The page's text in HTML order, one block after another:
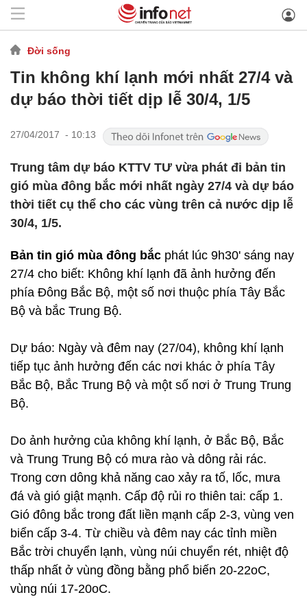
Đời sống
Tin không khí lạnh mới nhất 27/4 và
dự báo thời tiết dịp lễ 30/4, 1/5
27/04/2017 - 10:13
Trung tâm dự báo KTTV TƯ vừa phát đi bản tin
gió mùa đông bắc mới nhất ngày 27/4 và dự báo
thời tiết cụ thể cho các vùng trên cả nước dịp lễ
30/4, 1/5.
Bản tin gió mùa đông bắc phát lúc 9h30' sáng nay
27/4 cho biết: Không khí lạnh đã ảnh hưởng đến
phía Đông Bắc Bộ, một số nơi thuộc phía Tây Bắc
Bộ và bắc Trung Bộ.
Dự báo: Ngày và đêm nay (27/04), không khí lạnh
tiếp tục ảnh hưởng đến các nơi khác ở phía Tây
Bắc Bộ, Bắc Trung Bộ và một số nơi ở Trung Trung
Bộ.
Do ảnh hưởng của không khí lạnh, ở Bắc Bộ, Bắc
và Trung Trung Bộ có mưa rào và dông rải rác.
Trong cơn dông khả năng cao xảy ra tố, lốc, mưa
đá và gió giật mạnh. Cấp độ rủi ro thiên tai: cấp 1.
Gió đông bắc trong đất liền mạnh cấp 2-3, vùng ven
biển cấp 3-4. Từ chiều và đêm nay các tỉnh miền
Bắc trời chuyển lạnh, vùng núi chuyển rét, nhiệt độ
thấp nhất ở vùng đồng bằng phổ biến 20-22oC,
vùng núi 17-20oC.